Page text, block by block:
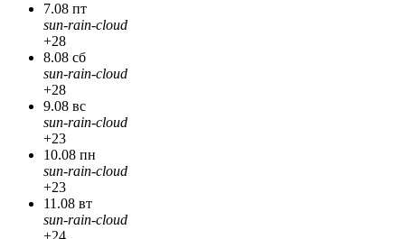
7.08 пт
sun-rain-cloud
+28
8.08 сб
sun-rain-cloud
+28
9.08 вс
sun-rain-cloud
+23
10.08 пн
sun-rain-cloud
+23
11.08 вт
sun-rain-cloud
+24